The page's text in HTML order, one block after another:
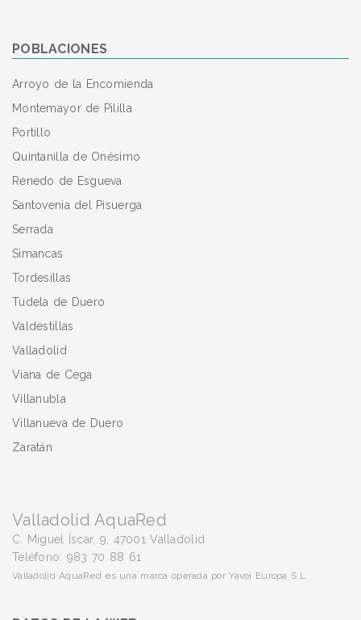
POBLACIONES
Arroyo de la Encomienda
Montemayor de Pililla
Portillo
Quintanilla de Onésimo
Renedo de Esgueva
Santovenia del Pisuerga
Serrada
Simancas
Tordesillas
Tudela de Duero
Valdestillas
Valladolid
Viana de Cega
Villanubla
Villanueva de Duero
Zaratán
Valladolid AquaRed
C. Miguel Íscar, 9, 47001 Valladolid
Teléfono: 983 70 88 61
Valladolid AquaRed es una marca operada por Yavoi Europa S.L.